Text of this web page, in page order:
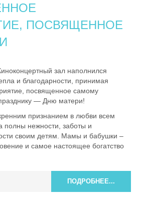
ПОСВЯЩЕННОЕ
зал наполнился
и благодарности, принимая
посвященное самому
— Дню матери!
признанием в любви всем
нежности, заботы и
своим детям. Мамы и бабушки –
и самое настоящее богатство
ПОДРОБНЕЕ...